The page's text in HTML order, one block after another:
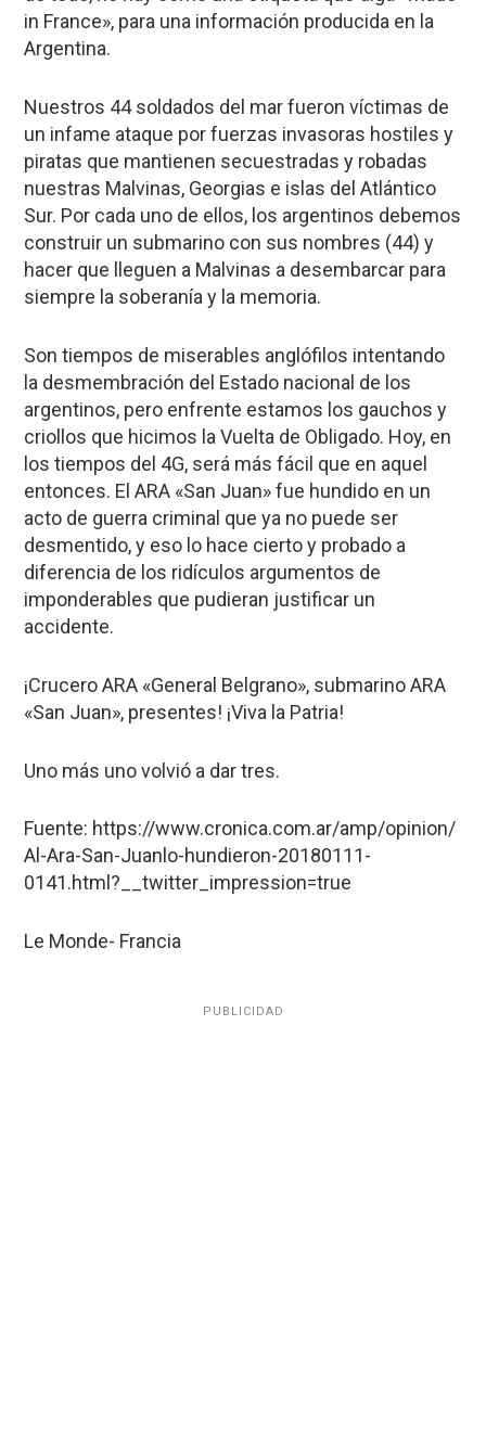
in France», para una información producida en la
Argentina.
Nuestros 44 soldados del mar fueron víctimas de
un infame ataque por fuerzas invasoras hostiles y
piratas que mantienen secuestradas y robadas
nuestras Malvinas, Georgias e islas del Atlántico
Sur. Por cada uno de ellos, los argentinos debemos
construir un submarino con sus nombres (44) y
hacer que lleguen a Malvinas a desembarcar para
siempre la soberanía y la memoria.
Son tiempos de miserables anglófilos intentando
la desmembración del Estado nacional de los
argentinos, pero enfrente estamos los gauchos y
criollos que hicimos la Vuelta de Obligado. Hoy, en
los tiempos del 4G, será más fácil que en aquel
entonces. El ARA «San Juan» fue hundido en un
acto de guerra criminal que ya no puede ser
desmentido, y eso lo hace cierto y probado a
diferencia de los ridículos argumentos de
imponderables que pudieran justificar un
accidente.
¡Crucero ARA «General Belgrano», submarino ARA
«San Juan», presentes! ¡Viva la Patria!
Uno más uno volvió a dar tres.
Fuente: https://www.cronica.com.ar/amp/opinion/
Al-Ara-San-Juanlo-hundieron-20180111-
0141.html?__twitter_impression=true
Le Monde- Francia
PUBLICIDAD